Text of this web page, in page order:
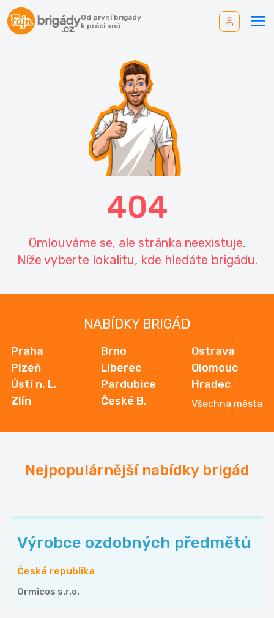
Od první brigády
k práci snů
404
Omlouváme se, ale stránka neexistuje.
Níže vyberte lokalitu, kde hledáte brigádu.
NABÍDKY BRIGÁD
Praha
Plzeň
Ústí n. L.
Zlín
Brno
Liberec
Pardubice
České B.
Ostrava
Olomouc
Hradec
Všechna města
Nejpopulárnější nabídky brigád
Výrobce ozdobných předmětů
Česká republika
Ormicos s.r.o.